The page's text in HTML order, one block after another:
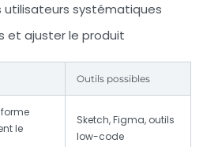
utilisateurs systématiques
et ajuster le produit
Outils possibles
forme
le
Sketch, Figma, outils
low-code